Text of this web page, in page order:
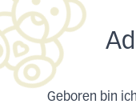
Geboren bin